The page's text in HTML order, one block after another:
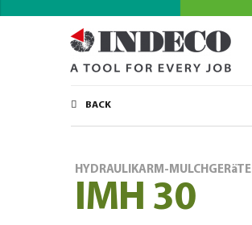
BACK
HYDRAULIKARM-MULCHGERäTE
IMH 30